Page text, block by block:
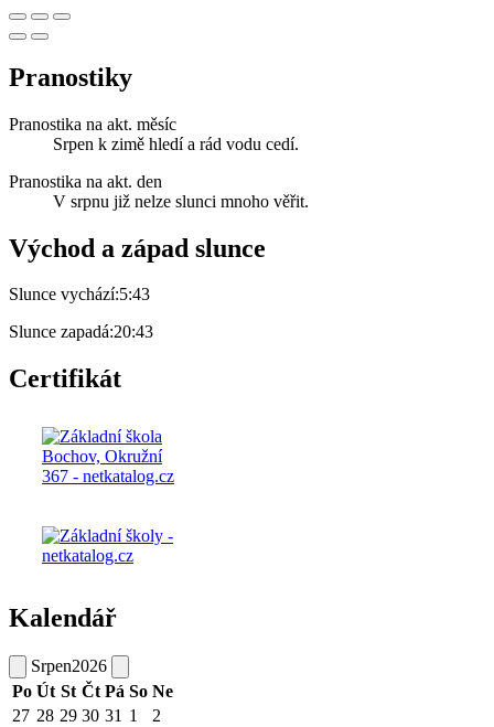
Pranostiky
Pranostika na akt. měsíc
Srpen k zimě hledí a rád vodu cedí.
Pranostika na akt. den
V srpnu již nelze slunci mnoho věřit.
Východ a západ slunce
Slunce vychází:5:43
Slunce zapadá:20:43
Certifikát
Kalendář
Srpen2026
Po Út St Čt Pá So Ne
27 28 29 30 31 1
2